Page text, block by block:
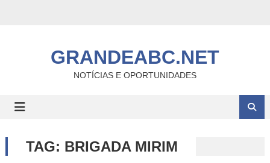
GRANDEABC.NET
NOTÍCIAS E OPORTUNIDADES
TAG: BRIGADA MIRIM